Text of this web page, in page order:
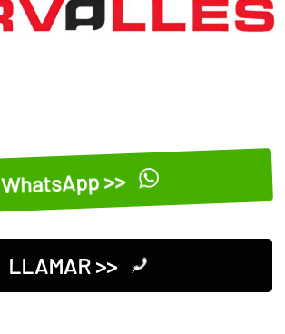
WhatsApp >>
LLAMAR >>